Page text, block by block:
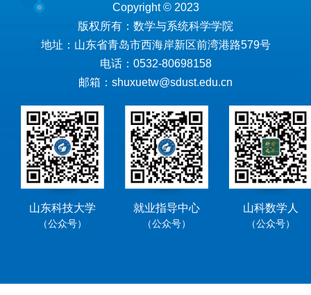
Copyright © 2023
版权所有：数学与系统科学学院
地址：山东省青岛市西海岸新区前湾港路579号
电话：0532-80698158
邮箱：shuxuetw@sdust.edu.cn
山东科技大学
（公众号）
就业指导中心
（公众号）
山科数学人
（公众号）